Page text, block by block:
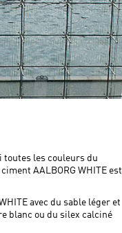
toutes les couleurs du
AALBORG WHITE est
avec du sable léger et
blanc ou du silex calciné